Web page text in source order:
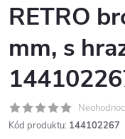
RETRO
mm, s
Kód produktu: 144102267